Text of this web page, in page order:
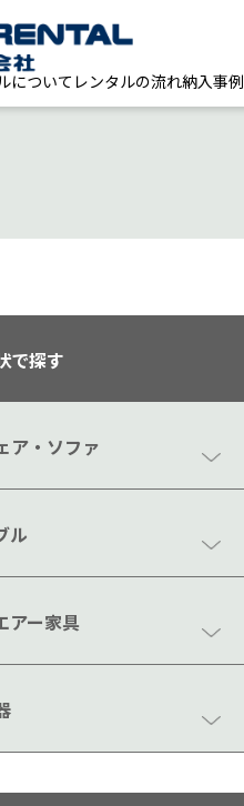
について レンタルの流れ納入事例
で探す
ア・ソファ
ル
アー家具